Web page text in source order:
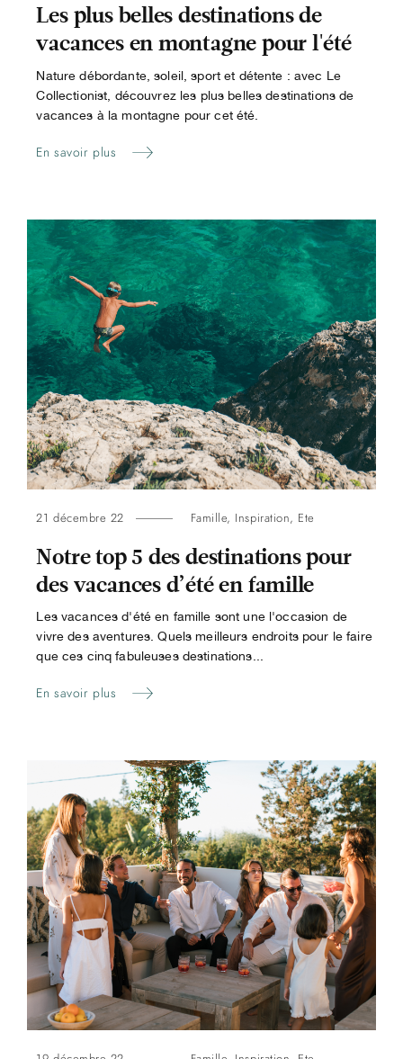
Les plus belles destinations de
vacances en montagne pour l'été
Nature débordante, soleil, sport et détente : avec Le
Collectionist, découvrez les plus belles destinations de
vacances à la montagne pour cet été.
En savoir plus
21 décembre 22 Famille, Inspiration, Ete
Notre top 5 des destinations pour
des vacances d’été en famille
Les vacances d'été en famille sont une l'occasion de
vivre des aventures. Quels meilleurs endroits pour le faire
que ces cinq fabuleuses destinations...
En savoir plus